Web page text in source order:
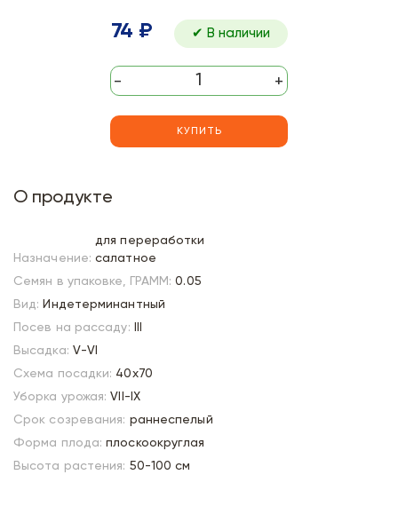
74 ₽ ✔ В наличии
- +
КУПИТЬ
О продукте
Назначение:
для переработки
салатное
Семян в упаковке, ГРАММ: 0.05
Вид: Индетерминантный
Посев на рассаду:
Высадка: V-VI
Схема посадки: 40х70
Уборка урожая: VII-IX
Срок созревания: раннеспелый
Форма плода: плоскоокруглая
Высота растения: 50-100 см